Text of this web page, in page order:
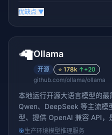
优缺点 ▼
🦙Ollama
开源 ⭐ 178k ↑+20
github.com/ollama/ollama
本地运行开源大语言模型的最
Qwen、DeepSeek 等主流模
型、提供 OpenAI 兼容 API，
具
🎯生产环境模型推理服务